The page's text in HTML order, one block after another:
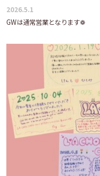
2026.5.1
GWは通常営業となります❁